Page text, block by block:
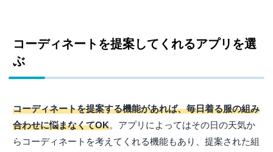
コーディネートを提案してくれるアプリを選
ぶ
コーディネートを提案する機能があれば、毎日着る服の組み
合わせに悩まなくてOK。アプリによってはその日の天気か
らコーディネートを考えてくれる機能もあり、提案された組